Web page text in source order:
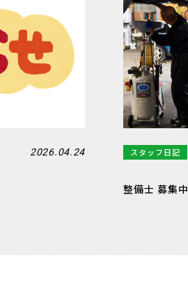
2026.04.24 スタッフ日記
整備士 募集中